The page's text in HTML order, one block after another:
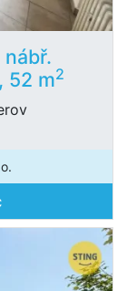
52 m2